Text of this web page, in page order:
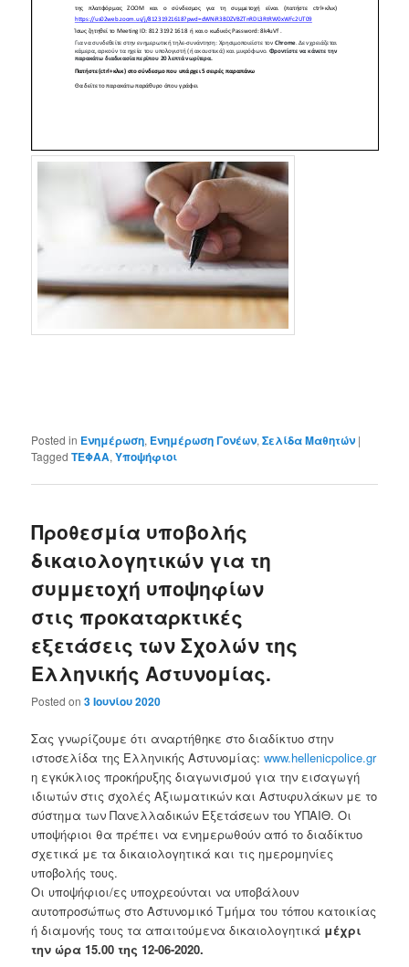
Posted in Ενημέρωση, Ενημέρωση Γονέων,Σελίδα Μαθητών |
Tagged ΤΕΦΑΑ,Υποψήφιοι
Προθεσμία υποβολής
δικαιολογητικών για τη
συμμετοχή υποψηφίων
στις προκαταρκτικές
εξετάσεις των Σχολών της
Ελληνικής Αστυνομίας.
Posted on3 Ιουνίου 2020
Σας γνωρίζουμε ότι αναρτήθηκε στο διαδίκτυο στην
ιστοσελίδα της Ελληνικής Αστυνομίας:www.hellenicpolice.gr
η εγκύκλιος προκήρυξης διαγωνισμού για την εισαγωγή
ιδιωτών στις σχολές Αξιωματικών και Αστυφυλάκων με το
σύστημα των Πανελλαδικών Εξετάσεων του ΥΠΑΙΘ. Οι
υποψήφιοι θα πρέπει να ενημερωθούν από το διαδίκτυο
σχετικά με τα δικαιολογητικά και τις ημερομηνίες
υποβολής τους.
Οι υποψήφιοι/ες υποχρεούνται να υποβάλουν
αυτοπροσώπως στo Αστυνομικό Τμήμα του τόπου κατοικίας
ή διαμονής τους τα απαιτούμενα δικαιολογητικά μέχρι
την ώρα 15.00 της 12-06-2020.